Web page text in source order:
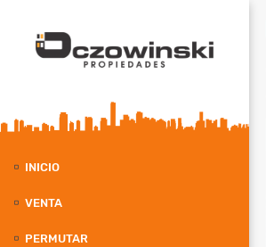
INICIO
VENTA
PERMUTAR